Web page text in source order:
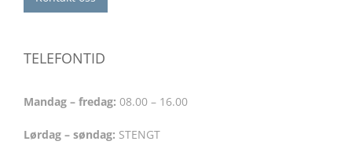
TELEFONTID
Mandag – fredag: 08.00 – 16.00
Lørdag – søndag: STENGT